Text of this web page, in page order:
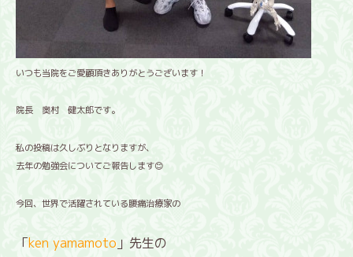
いつも当院をご愛顧頂きありがとうございます！
院長 奥村 健太郎です。
私の投稿は久しぶりとなりますが、
去年の勉強会についてご報告します😊
今回、世界で活躍されている腰痛治療家の
「ken yamamoto 」先生の